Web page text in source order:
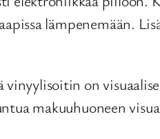
lämpenemään.
on
makuuhuoneen